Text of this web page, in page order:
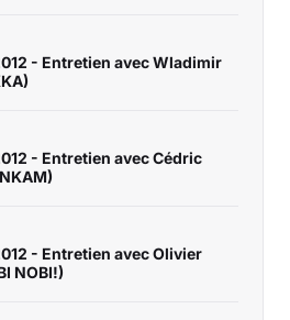
- Entretien avec Wladimir
- Entretien avec Cédric
- Entretien avec Olivier
NOBI!)